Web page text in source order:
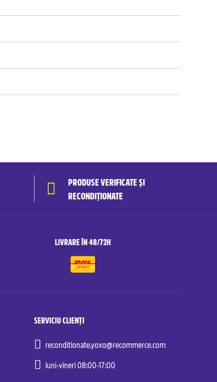
PRODUSE VERIFICATE ȘI
RECONDIȚIONATE
LIVRARE ÎN 48/72H
SERVICIU CLIENȚI
reconditionate.yoxo@recommerce.com
luni-vineri 08:00-17:00